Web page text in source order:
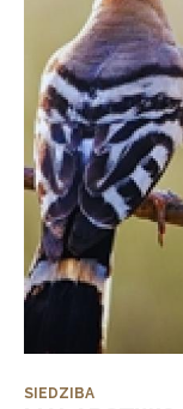
SIEDZIBA